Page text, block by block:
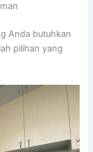
Anda butuhkan
pilihan yang